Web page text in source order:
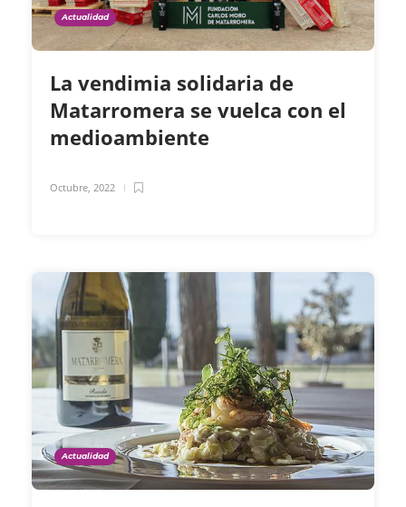
Actualidad
La vendimia solidaria de
Matarromera se vuelca con el
medioambiente
Octubre, 2022
Actualidad